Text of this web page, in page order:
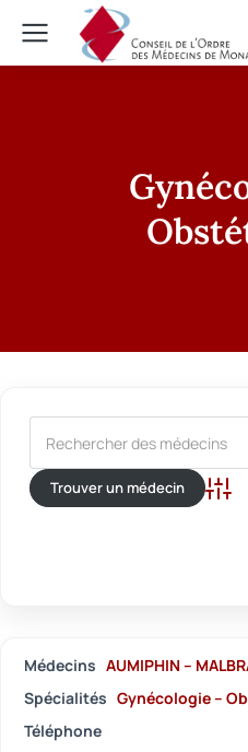
Médecins AUMIPHIN –
Spécialités Gynécologie –
Téléphone